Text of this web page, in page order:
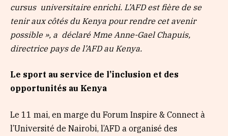
cursus universitaire enrichi. L’AFD est fière de se
tenir aux côtés du Kenya pour rendre cet avenir
possible », a déclaré Mme Anne-Gael Chapuis,
directrice pays de l’AFD au Kenya.
Le sport au service de l’inclusion et des
opportunités au Kenya
Le 11 mai, en marge du Forum Inspire & Connect à
l’Université de Nairobi, l’AFD a organisé des